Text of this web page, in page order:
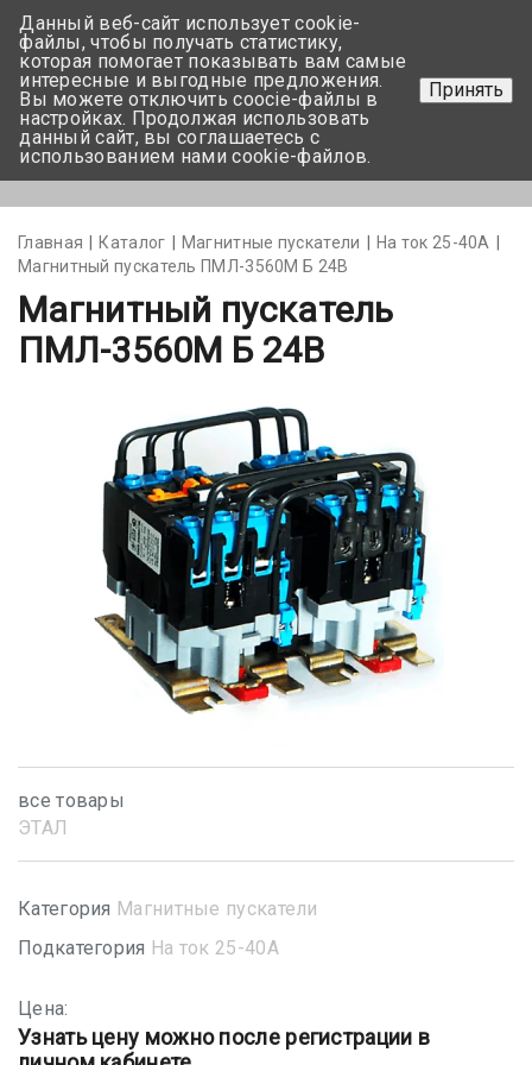
+375 17-350-99-56
+375 44-752-82-08
Задать вопрос
Главная Каталог Магнитные пускатели
На ток 25-40А
Магнитный пускатель ПМЛ-3560М Б 24В
Магнитный пускатель
ПМЛ-3560М Б 24В
все товары
ЭТАЛ
Категория Магнитные пускатели
Подкатегория На ток 25-40А
Цена:
Узнать цену можно после регистрации в
Данный веб-сайт использует cookie-
файлы, чтобы получать статистику,
которая помогает показывать вам самые
интересные и выгодные предложения.
Вы можете отключить coocie-файлы в
настройках. Продолжая использовать
данный сайт, вы соглашаетесь с
использованием нами cookie-файлов.
Принять